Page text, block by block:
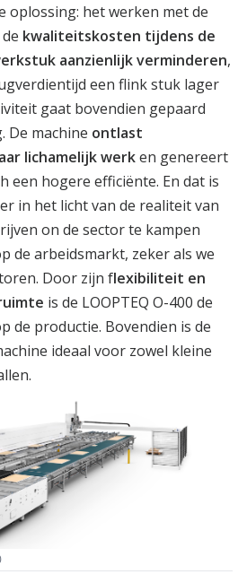
oplossing: het werken met de
kwaliteitskosten tijdens de
aanzienlijk verminderen,
een flink stuk lager
gaat bovendien gepaard
De machine ontlast
lichamelijk werken genereert
een hogere efficiënte. En dat is
in het licht van de realiteit van
on de sector te kampen
de arbeidsmarkt, zeker als we
Door zijn flexibiliteit en
is de LOOPTEQ O-400 de
de productie. Bovendien is de
ideaal voor zowel kleine